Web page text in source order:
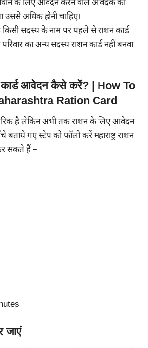
के लिए आवेदन करने वाले आवेदक की
उससे अधिक होनी चाहिए।
किसी सदस्य के नाम पर पहले से राशन कार्ड
का अन्य सदस्य राशन कार्ड नहीं बनवा
कार्ड आवेदन कैसे करें? | How To
Ration Card
है लेकिन अभी तक राशन के लिए आवेदन
बताये गए स्टेप को फॉलो करें महाराष्ट्र राशन
सकते हैं –
जाएं